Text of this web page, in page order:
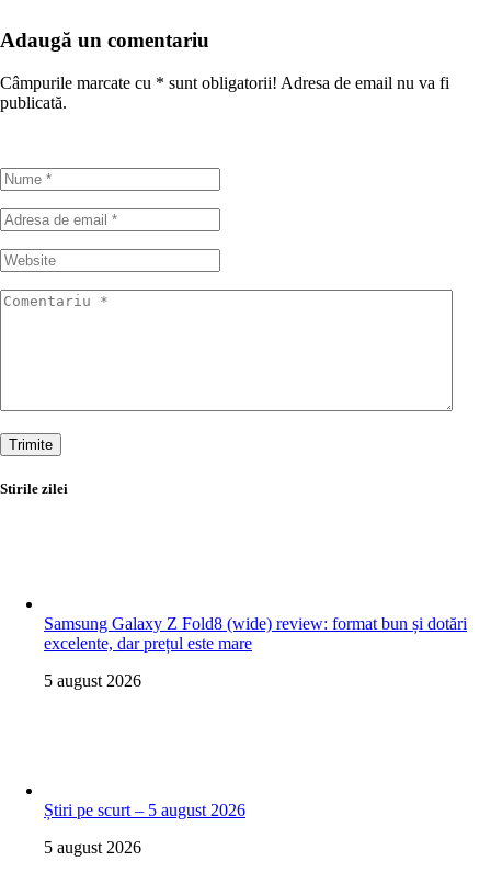
Adaugă un comentariu
Câmpurile marcate cu * sunt obligatorii! Adresa de email nu va fi
publicată.
Trimite
Stirile zilei
Samsung Galaxy Z Fold8 (wide) review: format bun și dotări
excelente, dar prețul este mare
5 august 2026
Știri pe scurt – 5 august 2026
5 august 2026